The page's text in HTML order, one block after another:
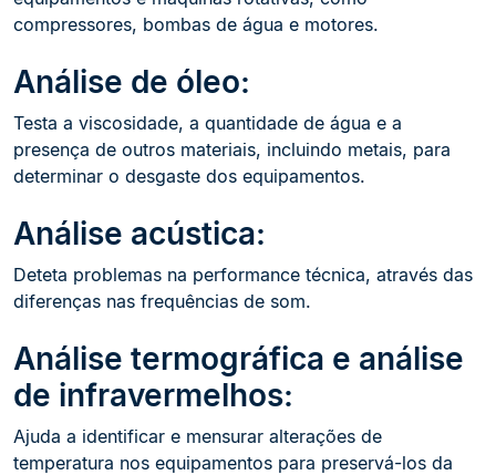
compressores, bombas de água e motores.
Análise de óleo:
Testa a viscosidade, a quantidade de água e a
presença de outros materiais, incluindo metais, para
determinar o desgaste dos equipamentos.
Análise acústica:
Deteta problemas na performance técnica, através das
diferenças nas frequências de som.
Análise termográfica e análise
de infravermelhos:
Ajuda a identificar e mensurar alterações de
temperatura nos equipamentos para preservá-los da